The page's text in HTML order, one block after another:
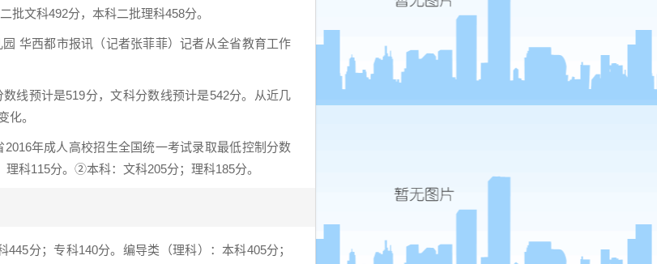
批文科492分，本科二批理科458分。
华西都市报讯（记者张菲菲）记者从全省教育工作
线预计是519分，文科分数线预计是542分。从近几
化。
年成人高校招生全国统一考试录取最低控制分数
科115分。②本科：文科205分；理科185分。
分；专科140分。编导类（理科）：本科405分；